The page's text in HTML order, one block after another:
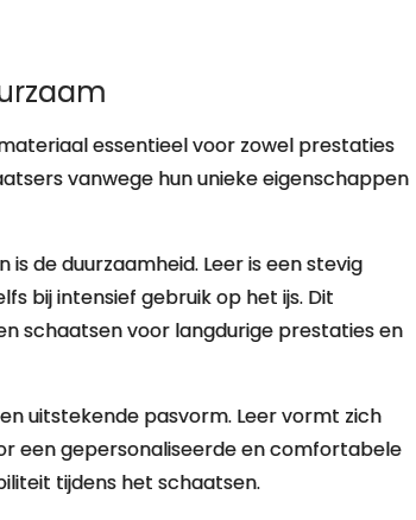
essentieel voor zowel prestaties
vanwege hun unieke eigenschappen
de duurzaamheid. Leer is een stevig
bij intensief gebruik op het ijs. Dit
schaatsen voor langdurige prestaties en
uitstekende pasvorm. Leer vormt zich
een gepersonaliseerde en comfortabele
tijdens het schaatsen.